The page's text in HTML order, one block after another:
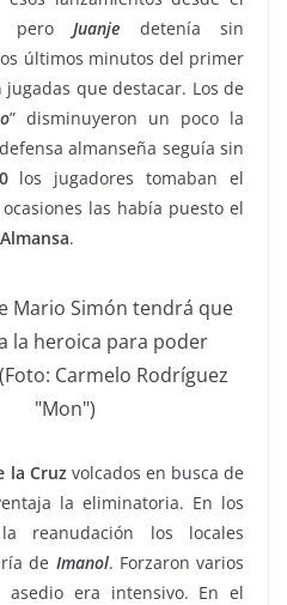
pero Juanje detenía sin
últimos minutos del primer
que destacar. Los de
” disminuyeron un poco la
almanseña seguía sin
los jugadores tomaban el
las había puesto el
.
Mario Simón tendrá que
la heroica para poder
Carmelo Rodríguez
"Mon")
la Cruz volcados en busca de
la eliminatoria. En los
reanudación los locales
de Imanol. Forzaron varios
era intensivo. En el